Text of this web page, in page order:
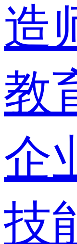
造
教
企
技